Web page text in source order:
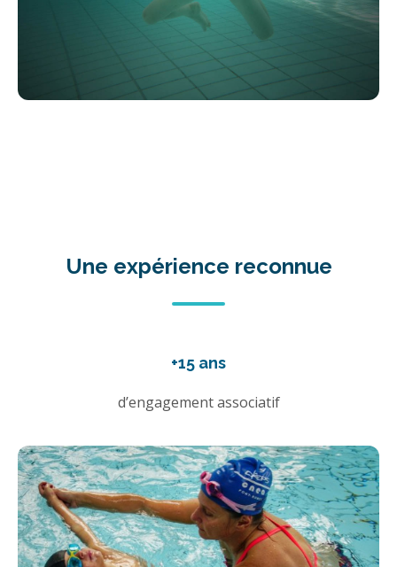
Une expérience reconnue
+15 ans
d’engagement associatif